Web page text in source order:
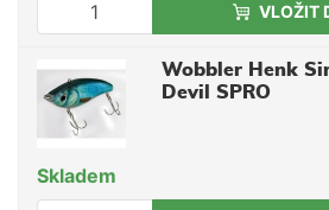
VLOŽIT
Wobbler Henk
Devil SPRO
Skladem